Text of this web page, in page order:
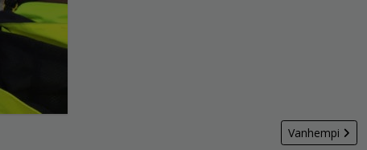
Vanhempi